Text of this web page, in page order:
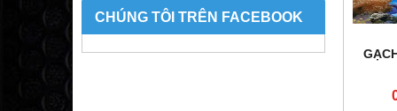
CHÚNG TÔI TRÊN FACEBOOK